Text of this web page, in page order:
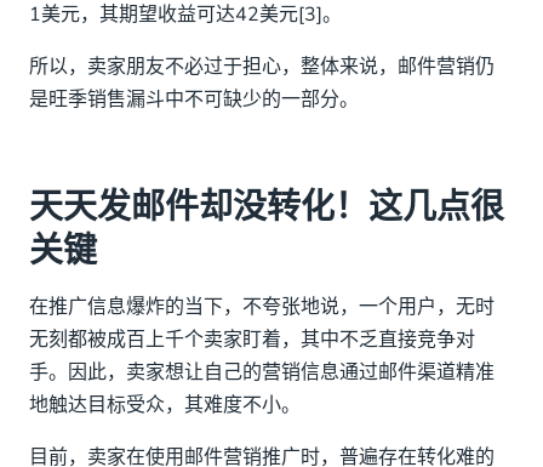
1美元，其期望收益可达42美元[3]。
所以，卖家朋友不必过于担心，整体来说，邮件营销仍
是旺季销售漏斗中不可缺少的一部分。
天天发邮件却没转化！这几点很
关键
在推广信息爆炸的当下，不夸张地说，一个用户，无时
无刻都被成百上千个卖家盯着，其中不乏直接竞争对
手。因此，卖家想让自己的营销信息通过邮件渠道精准
地触达目标受众，其难度不小。
目前，卖家在使用邮件营销推广时，普遍存在转化难的